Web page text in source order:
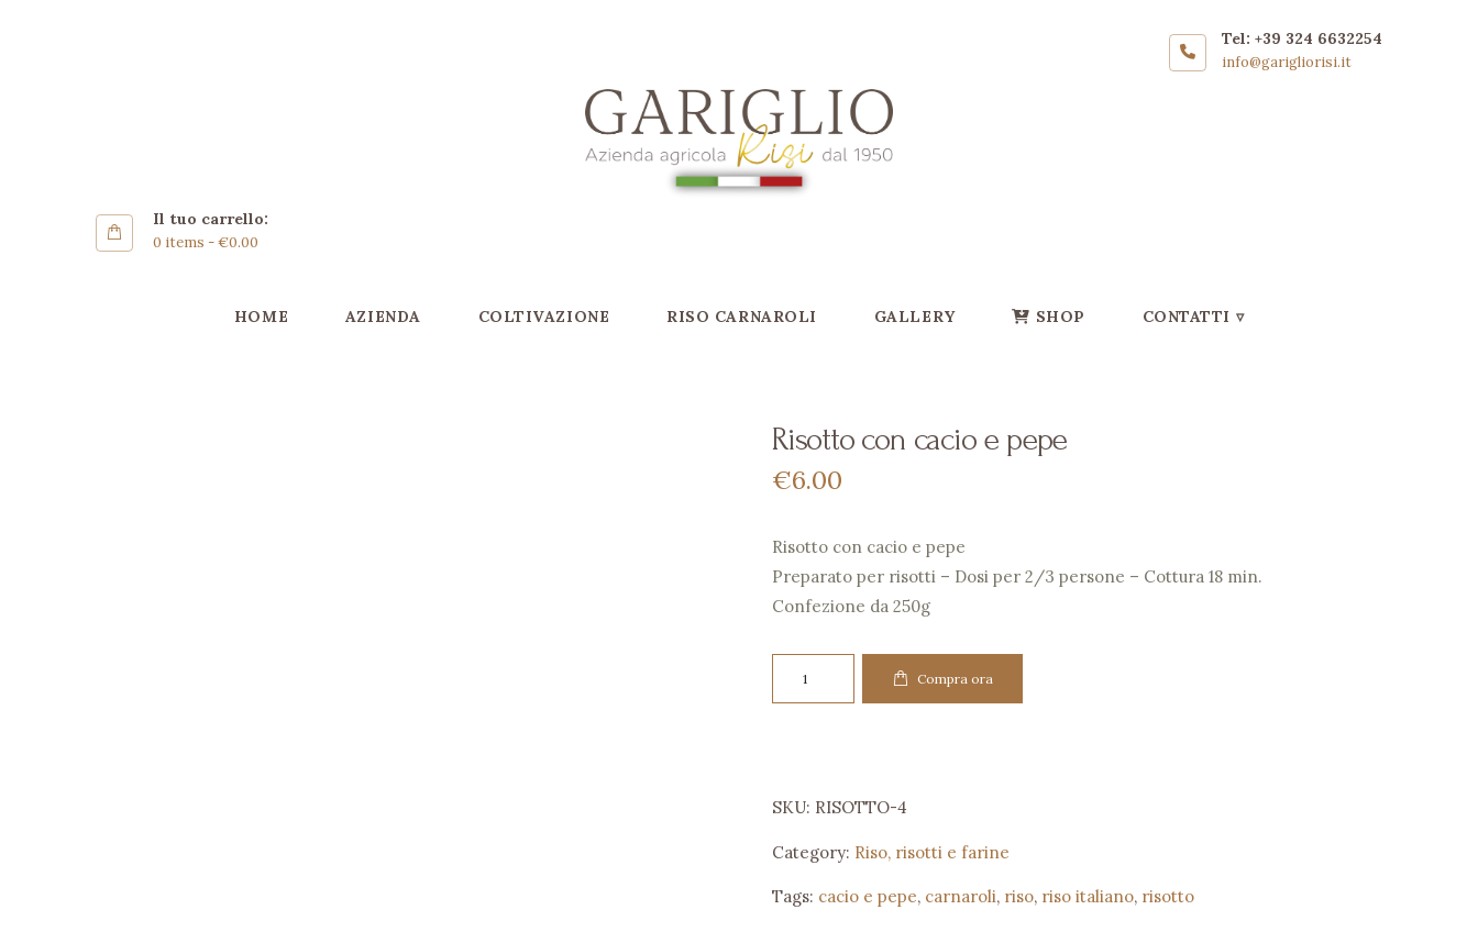
Tel: +39 324 6632254
info@garigliorisi.it
Il tuo carrello:
0 items -€0.00
HOME AZIENDA COLTIVAZIONE RISO CARNAROLI GALLERY SHOP CONTATTI ▿
SHOP
Risotto con cacio e pepe
€6 00
Risotto con cacio e pepe
Preparato per risotti – Dosi per 2/3 persone – Cottura 18 min.
Confezione da 250g
con
quantity
Compra ora
SKU: RISOTTO-4
Category: Riso, risotti e farine
Tags: cacio e pepe, carnaroli, riso, riso italiano, risotto